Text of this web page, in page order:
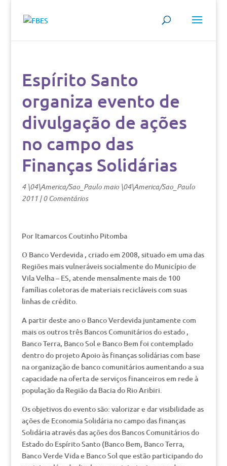
Espírito Santo
organiza evento de
divulgação de ações
no campo das
Finanças Solidárias
4 \04\America/Sao_Paulo maio \04\America/Sao_Paulo
2011|0 Comentários
Por Itamarcos Coutinho Pitomba
O Banco Verdevida , criado em 2008, situado em uma das
Regiões mais vulneráveis socialmente do Município de
Vila Velha – ES, atende mensalmente mais de 100
famílias coletoras de materiais recicláveis com suas
linhas de crédito.
A partir deste ano o Banco Verdevida juntamente com
mais os outros três Bancos Comunitários do estado ,
Banco Terra, Banco Sol e Banco Bem foi contemplado
dentro do projeto Apoio às finanças solidárias com base
na organização de banco comunitários aumentando a sua
capacidade na oferta de serviços financeiros em rede à
população da Região da Bacia do Rio Aribiri.
Os objetivos do evento são: valorizar e dar visibilidade as
ações de Economia Solidária no campo das finanças
Solidária através das ações dos Bancos Comunitários do
Estado do Espírito Santo (Banco Bem, Banco Terra,
Banco Verde Vida e Banco Sol que estão participando do